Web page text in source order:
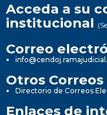
Acceda a su
institucional
Correo
Otros
Directorio de Correos
Enlaces de